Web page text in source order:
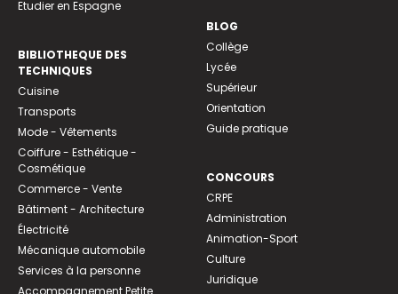
Etudier en Espagne
BIBLIOTHEQUE DES
TECHNIQUES
Cuisine
Transports
Mode - Vêtements
Coiffure - Esthétique -
Cosmétique
Commerce - Vente
Bâtiment - Architecture
Électricité
Mécanique automobile
Services à la personne
Accompagnement Petite
BLOG
Collège
Lycée
Supérieur
Orientation
Guide pratique
CONCOURS
CRPE
Administration
Animation-Sport
Culture
Juridique